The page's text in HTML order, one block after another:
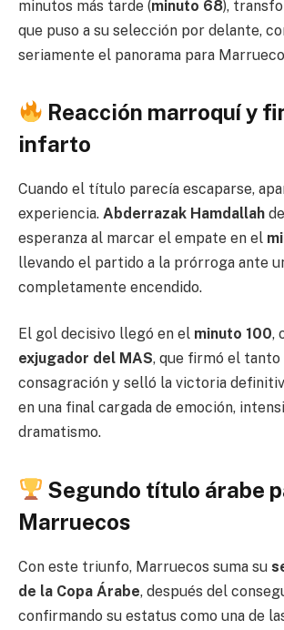
minutos más tarde (minuto 68),
que puso a su selección por delante,
seriamente el panorama para
Reacción marroquí y
infarto
Cuando el título parecía escaparse,
experiencia. Abderrazak Hamdallah
esperanza al marcar el empate en el
llevando el partido a la prórroga ante
completamente encendido.
El gol decisivo llegó en el minuto 100,
exjugador del MAS, que firmó el tanto
consagración y selló la victoria
en una final cargada de emoción,
dramatismo.
Segundo título árabe
Marruecos
Con este triunfo, Marruecos suma su
de la Copa Árabe, después del
confirmando su estatus como una de